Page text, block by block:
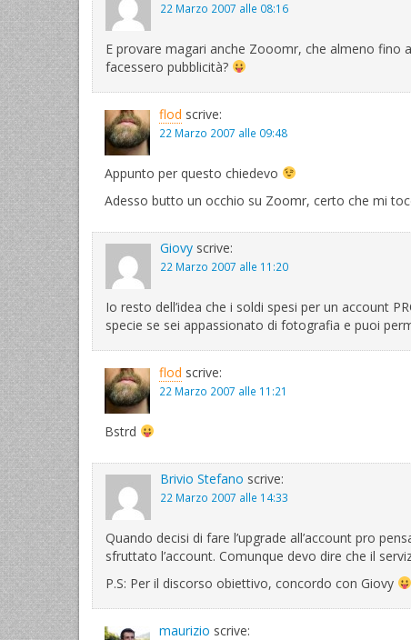
22 Marzo 2007 alle 08:16
E provare magari anche Zooomr, che almeno fino
facessero pubblicità?
flod scrive:
22 Marzo 2007 alle 09:48
Appunto per questo chiedevo
Adesso butto un occhio su Zoomr, certo che mi
Giovy scrive:
22 Marzo 2007 alle 11:20
Io resto dell’idea che i soldi spesi per un account
specie se sei appassionato di fotografia e puoi
flod scrive:
22 Marzo 2007 alle 11:21
Bstrd
Brivio Stefano scrive:
22 Marzo 2007 alle 14:33
Quando decisi di fare l’upgrade all’account pro
sfruttato l’account. Comunque devo dire che il
P.S: Per il discorso obiettivo, concordo con Giovy
maurizio scrive: